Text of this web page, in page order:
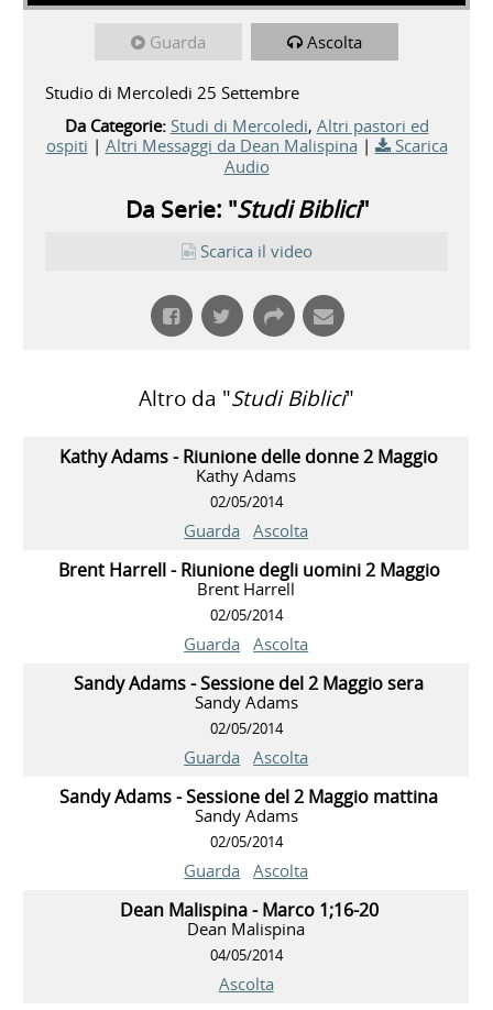
Guarda Ascolta
Studio di Mercoledi 25 Settembre
Da Categorie: Studi di Mercoledi, Altri pastori ed
ospiti | Altri Messaggi da Dean Malispina |
Scarica
Audio
Da Serie: "Studi Biblici"
Scarica il video
Altro da "Studi Biblici"
Kathy Adams - Riunione delle donne 2 Maggio
Kathy Adams
02/05/2014
Guarda Ascolta
Brent Harrell - Riunione degli uomini 2 Maggio
Brent Harrell
02/05/2014
Guarda Ascolta
Sandy Adams - Sessione del 2 Maggio sera
Sandy Adams
02/05/2014
Guarda Ascolta
Sandy Adams - Sessione del 2 Maggio mattina
Sandy Adams
02/05/2014
Guarda Ascolta
Dean Malispina - Marco 1;16-20
Dean Malispina
04/05/2014
Ascolta